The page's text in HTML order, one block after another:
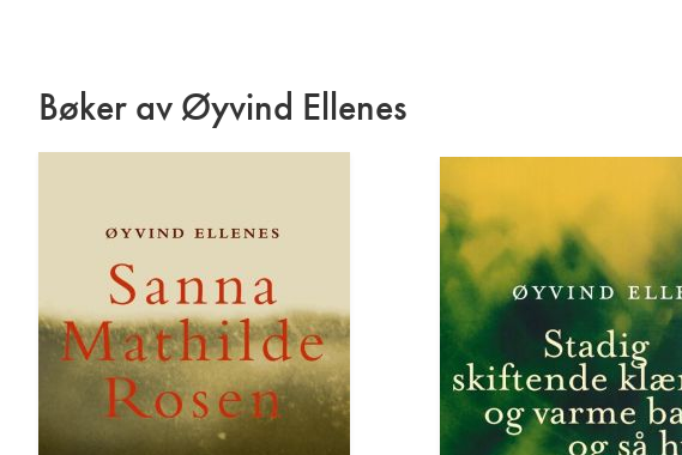
Bøker av Øyvind Ellenes